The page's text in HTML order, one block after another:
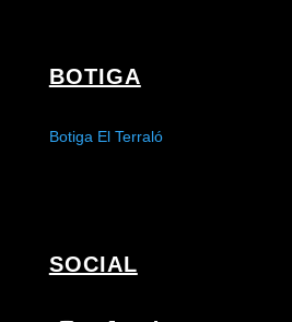
BOTIGA
Botiga El Terraló
SOCIAL